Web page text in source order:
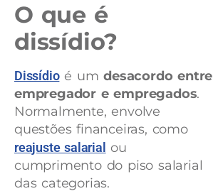
O que é
dissídio?
Dissídioé umdesacordo entre
empregador e empregados.
Normalmente, envolve
questões financeiras, como
reajuste salarial
ou
cumprimento do piso salarial
das categorias.